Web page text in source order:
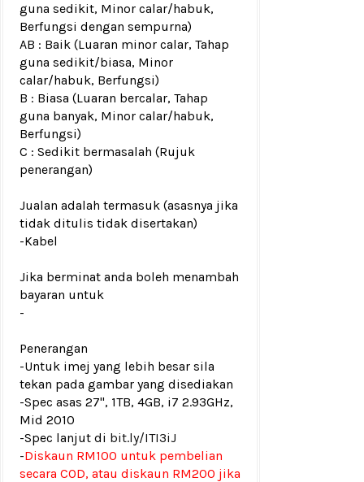
guna sedikit, Minor calar/habuk,
Berfungsi dengan sempurna)
AB : Baik (Luaran minor calar, Tahap
guna sedikit/biasa, Minor
calar/habuk, Berfungsi)
B : Biasa (Luaran bercalar, Tahap
guna banyak, Minor calar/habuk,
Berfungsi)
C : Sedikit bermasalah (Rujuk
penerangan)
Jualan adalah termasuk (asasnya jika
tidak ditulis tidak disertakan)
-Kabel
Jika berminat anda boleh menambah
bayaran untuk
-
Penerangan
-Untuk imej yang lebih besar sila
tekan pada gambar yang disediakan
-Spec asas 27'', 1TB, 4GB, i7 2.93GHz,
Mid 2010
-Spec lanjut di bit.ly/ITI3iJ
-Diskaun RM100 untuk pembelian
secara COD, atau diskaun RM200 jika